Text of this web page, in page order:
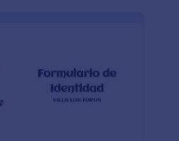
que
Recopilad
con este formulario online.
sin necesidad de codificar!